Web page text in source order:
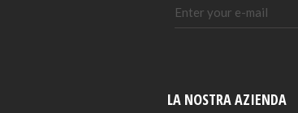
LA NOSTRA AZIENDA